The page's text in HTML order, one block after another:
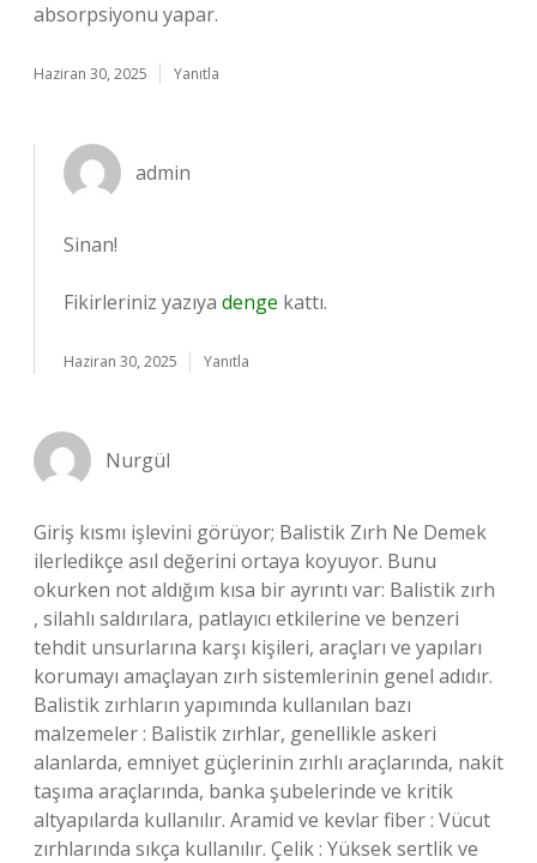
absorpsiyonu yapar.
Haziran 30, 2025 Yanıtla
admin
Sinan!
Fikirleriniz yazıya denge kattı.
Haziran 30, 2025 Yanıtla
Nurgül
Giriş kısmı işlevini görüyor; Balistik Zırh Ne Demek
ilerledikçe asıl değerini ortaya koyuyor. Bunu
okurken not aldığım kısa bir ayrıntı var: Balistik zırh
, silahlı saldırılara, patlayıcı etkilerine ve benzeri
tehdit unsurlarına karşı kişileri, araçları ve yapıları
korumayı amaçlayan zırh sistemlerinin genel adıdır.
Balistik zırhların yapımında kullanılan bazı
malzemeler : Balistik zırhlar, genellikle askeri
alanlarda, emniyet güçlerinin zırhlı araçlarında, nakit
taşıma araçlarında, banka şubelerinde ve kritik
altyapılarda kullanılır. Aramid ve kevlar fiber : Vücut
zırhlarında sıkça kullanılır. Çelik : Yüksek sertlik ve